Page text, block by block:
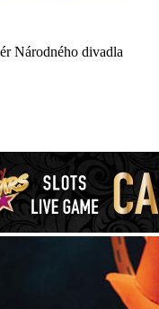
Národného divadla